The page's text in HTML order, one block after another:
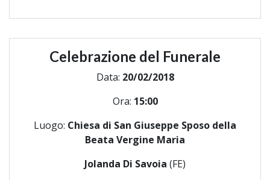
Celebrazione del Funerale
Data: 20/02/2018
Ora: 15:00
Luogo: Chiesa di San Giuseppe Sposo della
Beata Vergine Maria
Jolanda Di Savoia (FE)